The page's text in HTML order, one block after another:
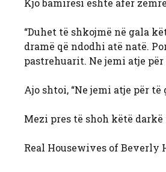
Kjo bamirësi është afër
“Duhet të shkojmë në gala
dramë që ndodhi atë natë.
pastrehuarit. Ne jemi atje për
Ajo shtoi, “Ne jemi atje për të
Mezi pres të shoh këtë darkë
Real Housewives of Beverly